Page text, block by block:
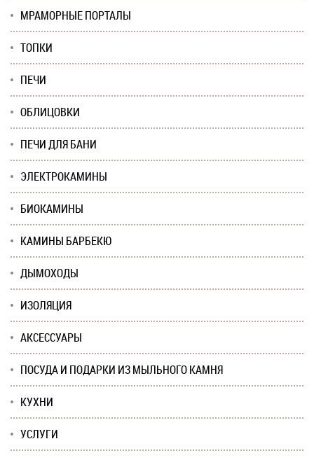
МРАМОРНЫЕ ПОРТАЛЫ
ТОПКИ
ПЕЧИ
ОБЛИЦОВКИ
ПЕЧИ ДЛЯ БАНИ
ЭЛЕКТРОКАМИНЫ
БИОКАМИНЫ
КАМИНЫ БАРБЕКЮ
ДЫМОХОДЫ
ИЗОЛЯЦИЯ
АКСЕССУАРЫ
ПОСУДА И ПОДАРКИ ИЗ МЫЛЬНОГО КАМНЯ
КУХНИ
УСЛУГИ